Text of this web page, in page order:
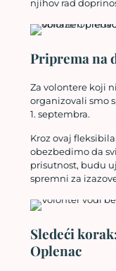
njihov rad
Priprema na
Za volontere koji
organizovali smo
1. septembra.
Kroz ovaj
obezbedimo da
prisutnost, budu
spremni za
Sledeći
Oplenac